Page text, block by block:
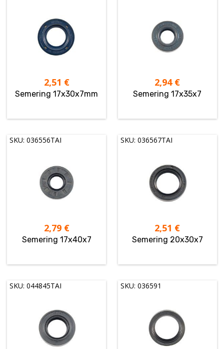
2,51 €
Semering 17x30x7mm
2,94 €
Semering 17x35x7
SKU: 036556TAI
2,79 €
Semering 17x40x7
SKU: 036567TAI
2,51 €
Semering 20x30x7
SKU: 044845TAI SKU: 036591